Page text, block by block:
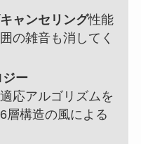
ャンセリング性能
の雑音も消してく
ー
応アルゴリズムを
層構造の風による